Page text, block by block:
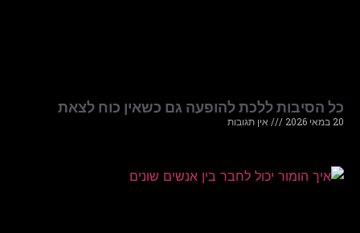
כל הסיבות ללכת להופעה גם כשאין כוח לצאת
20 במאי 2026 אין תגובות